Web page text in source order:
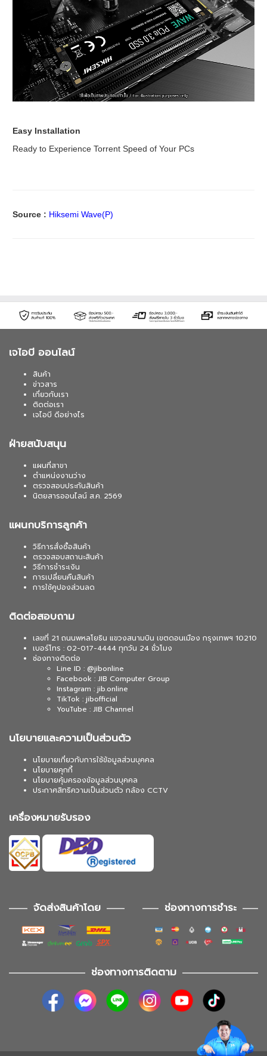
Easy Installation
Ready to Experience Torrent Speed of Your PCs
Source : Hiksemi Wave(P)
เจไอบี ออนไลน์
สินค้า
ข่าวสาร
เกี่ยวกับเรา
ติดต่อเรา
เจไอบี ดีอย่างไร
ฝ่ายสนับสนุน
แผนที่สาขา
ตำแหน่งงานว่าง
ตรวจสอบประกันสินค้า
นิตยสารออนไลน์ ส.ค. 2569
แผนกบริการลูกค้า
วิธีการสั่งซื้อสินค้า
ตรวจสอบสถานะสินค้า
วิธีการชำระเงิน
การเปลี่ยนคืนสินค้า
การใช้คูปองส่วนลด
ติดต่อสอบถาม
เลขที่ 21 ถนนพหลโยธิน แขวงสนามบิน เขตดอนเมือง กรุงเทพฯ 10210
เบอร์โทร : 02-017-4444 ทุกวัน 24 ชั่วโมง
ช่องทางติดต่อ
Line ID : @jibonline
Facebook : JIB Computer Group
Instagram : jib.online
TikTok : jibofficial
YouTube : JIB Channel
นโยบายและความเป็นส่วนตัว
นโยบายเกี่ยวกับการใช้ข้อมูลส่วนบุคคล
นโยบายคุกกี้
นโยบายคุ้มครองข้อมูลส่วนบุคคล
ประกาศสิทธิความเป็นส่วนตัว กล้อง CCTV
เครื่องหมายรับรอง
จัดส่งสินค้าโดย ช่องทางการชำระ
ช่องทางการติดตาม